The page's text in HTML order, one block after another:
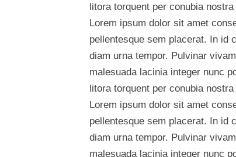
litora torquent per conubia
Lorem ipsum dolor sit amet
pellentesque sem placerat. In id
diam urna tempor. Pulvinar
malesuada lacinia integer nunc
litora torquent per conubia
Lorem ipsum dolor sit amet
pellentesque sem placerat. In id
diam urna tempor. Pulvinar
malesuada lacinia integer nunc